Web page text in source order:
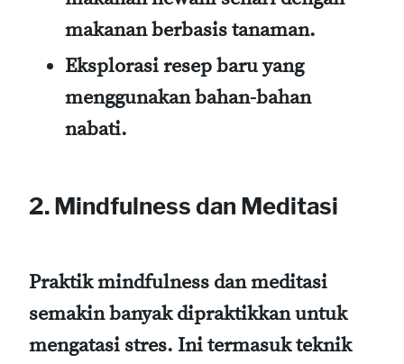
makanan berbasis tanaman.
Eksplorasi resep baru yang
menggunakan bahan-bahan
nabati.
2. Mindfulness dan Meditasi
Praktik mindfulness dan meditasi
semakin banyak dipraktikkan untuk
mengatasi stres. Ini termasuk teknik